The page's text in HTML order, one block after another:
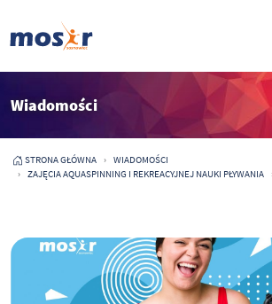
Wiadomości
STRONA GŁÓWNA
WIADOMOŚCI
ZAJĘCIA AQUASPINNING I REKREACYJNEJ NAUKI PŁYWANIA